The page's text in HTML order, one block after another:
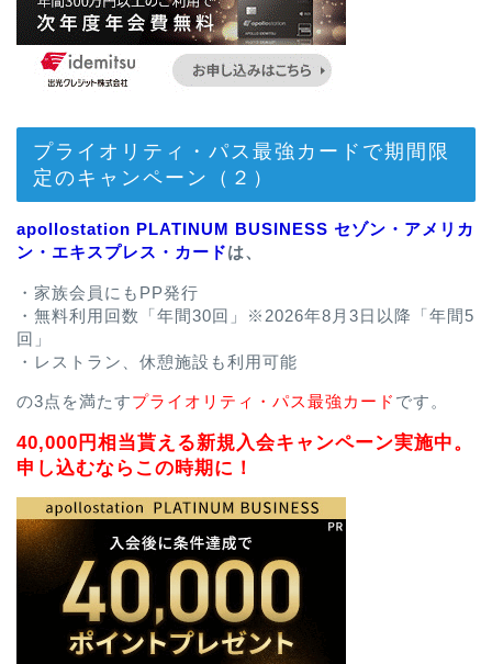
プライオリティ・パス最強カードで期間限
定のキャンペーン（２）
apollostation PLATINUM BUSINESS セゾン・アメリカ
ン・エキスプレス・カードは、
・家族会員にもPP発行
・無料利用回数「年間30回」※2026年8月3日以降「年間5
回」
・レストラン、休憩施設も利用可能
の3点を満たすプライオリティ・パス最強カード です。
40,000円相当貰える新規入会キャンペーン実施中。
申し込むならこの時期に！